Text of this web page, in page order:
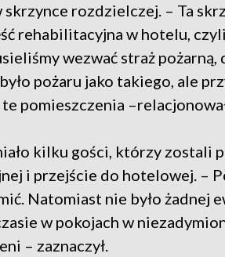
rozdzielczej. – Ta
rehabilitacyjna w hotelu,
wezwać straż pożarną,
pożaru jako takiego, ale
pomieszczenia
kilku gości, którzy zostali
i przejście do hotelowej. –
Natomiast nie było żadnej
w pokojach w
– zaznaczył.